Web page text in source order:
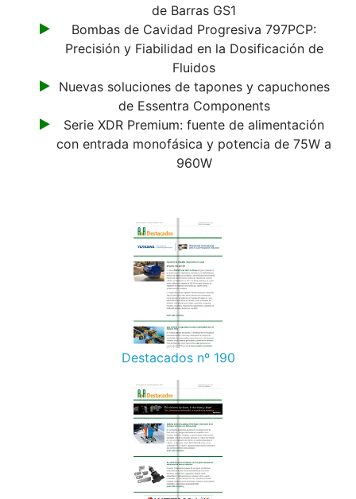
de Barras GS1
Bombas de Cavidad Progresiva 797PCP:
Precisión y Fiabilidad en la Dosificación de
Fluidos
Nuevas soluciones de tapones y capuchones
de Essentra Components
Serie XDR Premium: fuente de alimentación
con entrada monofásica y potencia de 75W a
960W
Destacados nº 190